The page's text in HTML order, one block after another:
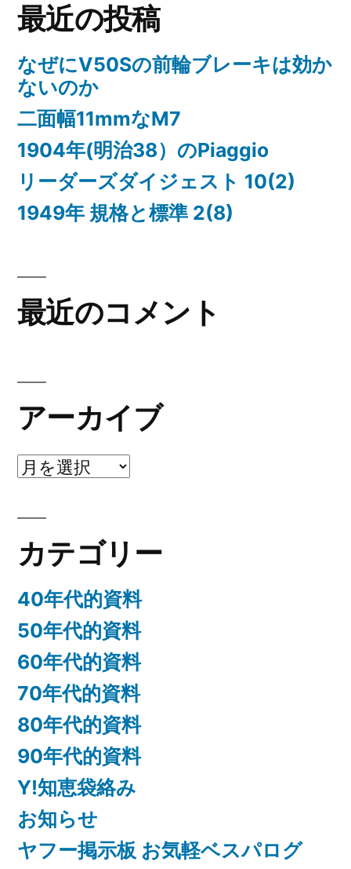
最近の投稿
なぜにV50Sの前輪ブレーキは効か
ないのか
二面幅11mmなM7
1904年(明治38）のPiaggio
リーダーズダイジェスト 10(2)
1949年 規格と標準 2(8)
最近のコメント
アーカイブ
ア
イ
ブ
カテゴリー
40年代的資料
50年代的資料
60年代的資料
70年代的資料
80年代的資料
90年代的資料
Y!知恵袋絡み
お知らせ
ヤフー掲示板 お気軽ベスパログ